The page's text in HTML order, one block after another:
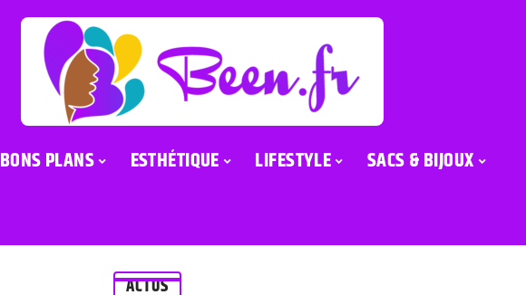
BONS PLANS ESTHÉTIQUE LIFESTYLE SACS & BIJOUX
ACTUS